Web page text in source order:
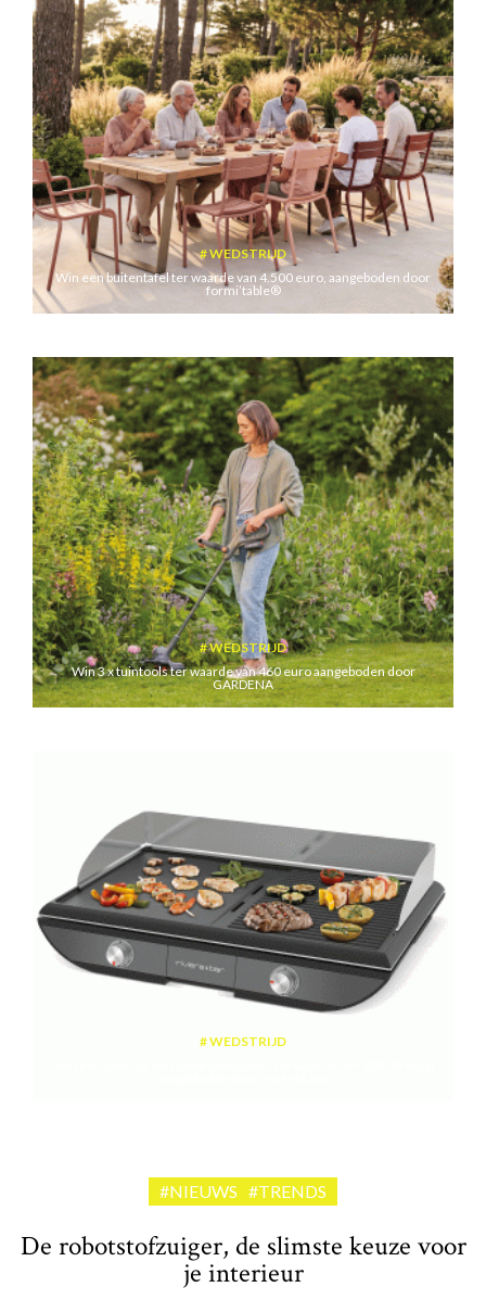
WEDSTRIJD
Win een buitentafel ter waarde van 4.500 euro, aangeboden door
formi’table®
WEDSTRIJD
Win 3 x tuintools ter waarde van 460 euro aangeboden door
GARDENA
WEDSTRIJD
#NIEUWS #TRENDS
De robotstofzuiger, de slimste keuze voor
je interieur